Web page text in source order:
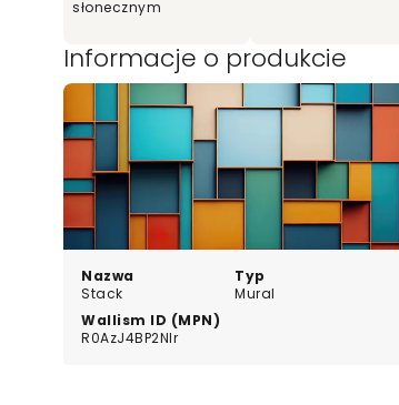
słonecznym
Informacje o produkcie
Nazwa
Stack
Typ
Mural
Wallism ID (MPN)
R0AzJ4BP2Nlr